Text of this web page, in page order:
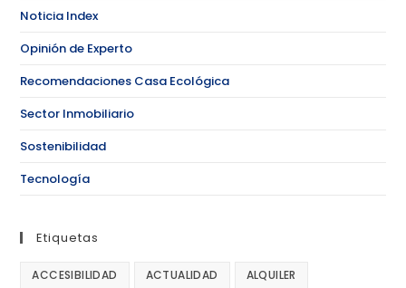
Noticia Index
Opinión de Experto
Recomendaciones Casa Ecológica
Sector Inmobiliario
Sostenibilidad
Tecnología
Etiquetas
ACCESIBILIDAD ACTUALIDAD ALQUILER